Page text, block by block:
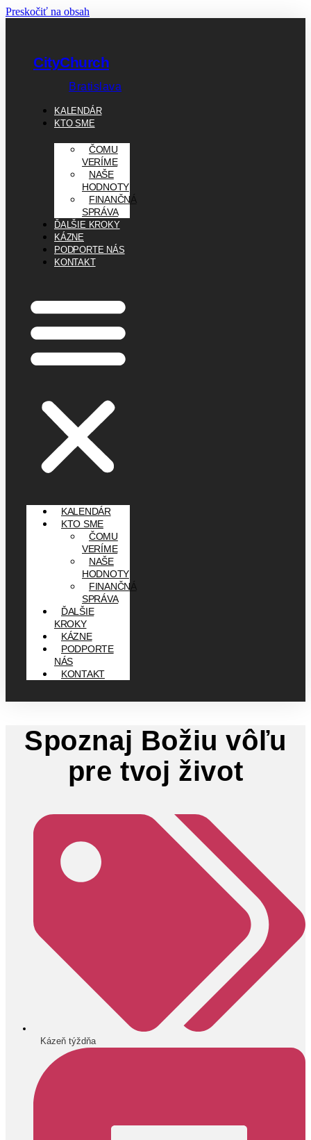
Preskočiť na obsah
CityChurch
Bratislava
KALENDÁR
KTO SME
ČOMU
VERÍME
NAŠE
HODNOTY
FINANČNÁ
SPRÁVA
ĎALŠIE KROKY
KÁZNE
PODPORTE NÁS
KONTAKT
KALENDÁR
KTO SME
ČOMU
VERÍME
NAŠE
HODNOTY
FINANČNÁ
SPRÁVA
ĎALŠIE
KROKY
KÁZNE
PODPORTE
NÁS
KONTAKT
Spoznaj Božiu vôľu
pre tvoj život
Kázeň týždňa